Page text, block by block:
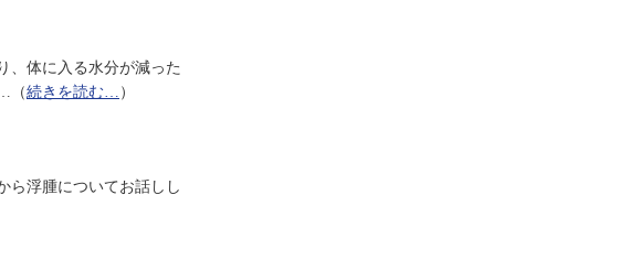
、体に入る水分が減った
（続きを読む… ）
ら浮腫についてお話しし